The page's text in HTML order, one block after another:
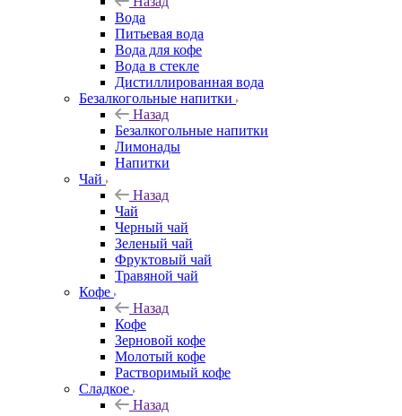
Вода
Питьевая вода
Вода для кофе
Вода в стекле
Дистиллированная вода
Безалкогольные напитки
Назад
Безалкогольные напитки
Лимонады
Напитки
Чай
Назад
Чай
Черный чай
Зеленый чай
Фруктовый чай
Травяной чай
Кофе
Назад
Кофе
Зерновой кофе
Молотый кофе
Растворимый кофе
Сладкое
Назад